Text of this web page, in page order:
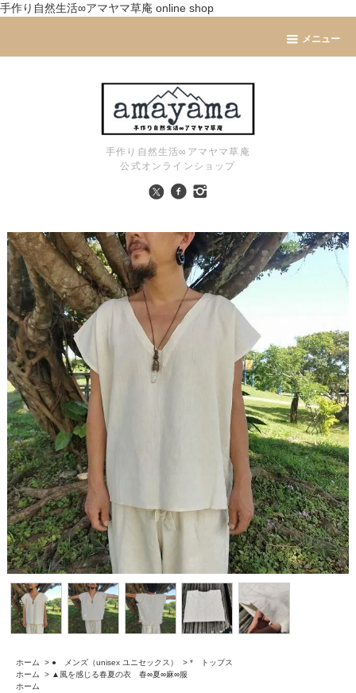
手作り自然生活∞アマヤマ草庵 online shop
メニュー
手作り自然生活∞アマヤマ草庵
公式オンラインショップ
ホーム > ● メンズ（unisex ユニセックス） > * トップス
ホーム
> ▲風を感じる春夏の衣 春∞夏∞麻∞服
ホーム